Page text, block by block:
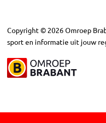
Copyright © 2026Omroep
sport en informatie uit jouw